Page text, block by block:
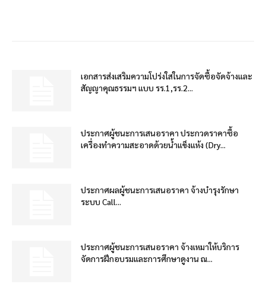
เอกสารส่งเสริมความโปร่งใสในการจัดซื้อจัดจ้างและ
สัญญาคุณธรรมฯ แบบ รร.1,รร.2...
ประกาศผู้ชนะการเสนอราคา ประกวดราคาซื้อ
เครื่องทำความสะอาดด้วยน้ำแข็งแห้ง (Dry...
ประกาศผลผู้ชนะการเสนอราคา จ้างบำรุงรักษา
ระบบ Call...
ประกาศผู้ชนะการเสนอราคา จ้างเหมาให้บริการ
จัดการฝึกอบรมและการศึกษาดูงาน ณ...